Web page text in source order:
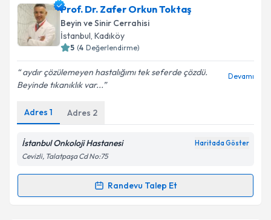
Prof. Dr. Sebahattin Hacıyakupoğluiçin randevu
takvimi talebi oluşturun. Size bu uzmandan randevu
almanız için bir takvim hazırlandığında e-posta ile
bilgilendireceğiz.
E-posta Adresiniz
Kişisel verilerimin işlenmesine ilişkinAydınlatma
Metni'ni okudum ve kişisel verilerimin belirtilen
kapsamda işlenmesini kabul ediyorum.
Takvim Talebini Gönder
Prof. Dr. Zafer Orkun Toktaş
Beyin ve Sinir Cerrahisi
İstanbul, Kadıköy
5 (4 Değerlendirme)
aydır çözülemeyen hastalığımı tek seferde çözdü.
Beyinde tıkanıklık var...
Devamı
Adres 1 Adres 2
İstanbul Onkoloji Hastanesi Haritada Göster
Cevizli, Talatpaşa Cd No:75
Randevu Talep Et
Randevu Takvimi Talebi